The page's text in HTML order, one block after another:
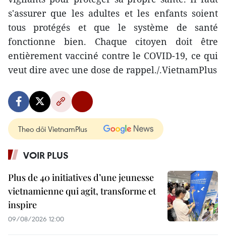
s'assurer que les adultes et les enfants soient
tous protégés et que le système de santé
fonctionne bien. Chaque citoyen doit être
entièrement vacciné contre le COVID-19, ce qui
veut dire avec une dose de rappel./.VietnamPlus
Theo dõi VietnamPlus
VOIR PLUS
Plus de 40 initiatives d’une jeunesse
vietnamienne qui agit, transforme et
inspire
09/08/2026 12:00